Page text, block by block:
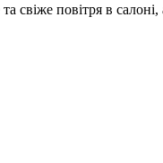
свіже повітря в